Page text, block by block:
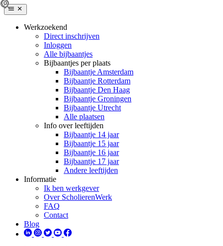
Werkzoekend
Direct inschrijven
Inloggen
Alle bijbaantjes
Bijbaantjes per plaats
Bijbaantje Amsterdam
Bijbaantje Rotterdam
Bijbaantje Den Haag
Bijbaantje Groningen
Bijbaantje Utrecht
Alle plaatsen
Info over leeftijden
Bijbaantje 14 jaar
Bijbaantje 15 jaar
Bijbaantje 16 jaar
Bijbaantje 17 jaar
Andere leeftijden
Informatie
Ik ben werkgever
Over ScholierenWerk
FAQ
Contact
Blog